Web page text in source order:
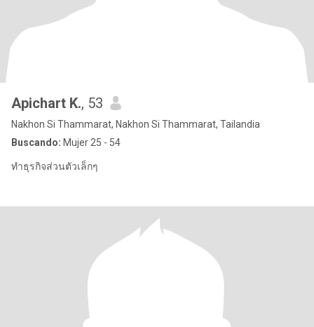
Apichart K., 53
Nakhon Si Thammarat, Nakhon Si Thammarat, Tailandia
Buscando: Mujer 25 - 54
ทำธุรกิจส่วนตัวเล็กๆ